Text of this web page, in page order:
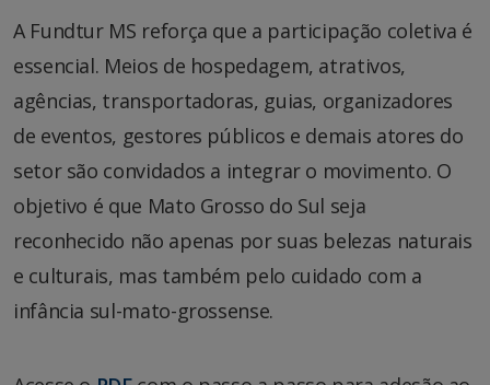
A Fundtur MS reforça que a participação coletiva é
essencial. Meios de hospedagem, atrativos,
agências, transportadoras, guias, organizadores
de eventos, gestores públicos e demais atores do
setor são convidados a integrar o movimento. O
objetivo é que Mato Grosso do Sul seja
reconhecido não apenas por suas belezas naturais
e culturais, mas também pelo cuidado com a
infância sul-mato-grossense.